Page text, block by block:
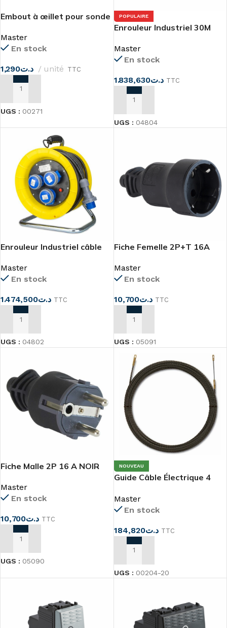
Embout à œillet pour sonde
Master
En stock
د.ت1,290 unité TTC
AJOUTER AU PANIER
UGS : 00271
POPULAIRE
Enrouleur Industriel 30M
Master
En stock
د.ت1.838,630 TTC
AJOUTER AU PANIER
UGS : 04804
Enrouleur Industriel câble
Master
En stock
د.ت1.474,500 TTC
AJOUTER AU PANIER
UGS : 04802
Fiche Femelle 2P+T 16A
Master
En stock
د.ت10,700 TTC
AJOUTER AU PANIER
UGS : 05091
Fiche Malle 2P 16 A NOIR
Master
En stock
د.ت10,700 TTC
AJOUTER AU PANIER
UGS : 05090
NOUVEAU
Guide Câble Électrique 4
Master
En stock
د.ت184,820 TTC
AJOUTER AU PANIER
UGS : 00204-20